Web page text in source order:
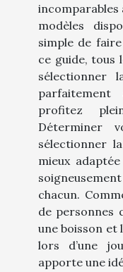
incomparables
modèles
simple de
ce guide, tous
sélectionner
profitez
Déterminer
sélectionner
mieux
chacun.
de personnes
une boisson et
lors d’une
apporte une